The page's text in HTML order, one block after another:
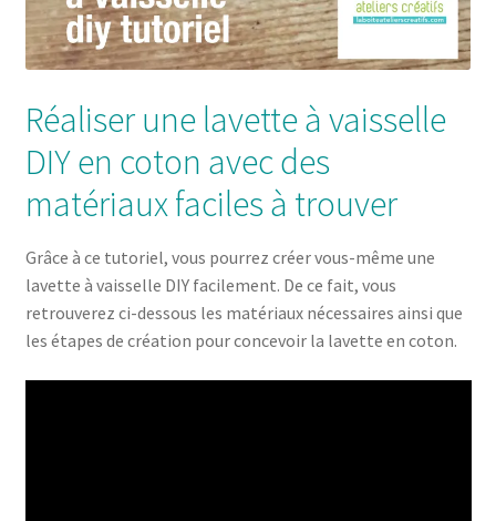
Réaliser une lavette à vaisselle
DIY en coton avec des
matériaux faciles à trouver
Grâce à ce tutoriel, vous pourrez créer vous-même une
lavette à vaisselle DIY facilement. De ce fait, vous
retrouverez ci-dessous les matériaux nécessaires ainsi que
les étapes de création pour concevoir la lavette en coton.